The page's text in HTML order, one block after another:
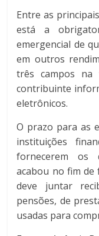
Entre as
está a
emergencial de
em outros
três campos na
contribuinte
eletrônicos.
O prazo para as
instituições
fornecerem os
acabou no fim
deve juntar
pensões, de
usadas para